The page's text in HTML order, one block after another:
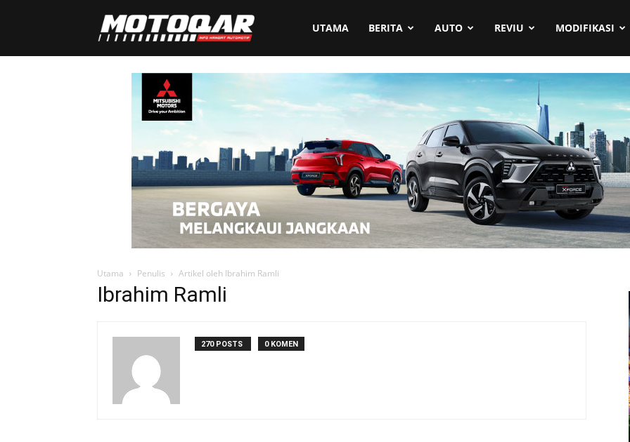
Motoqar UTAMA BERITA AUTO REVIU MODIFIKASI
Utama Penulis Artikel oleh Ibrahim Ramli
Ibrahim Ramli
270 POSTS 0 KOMEN